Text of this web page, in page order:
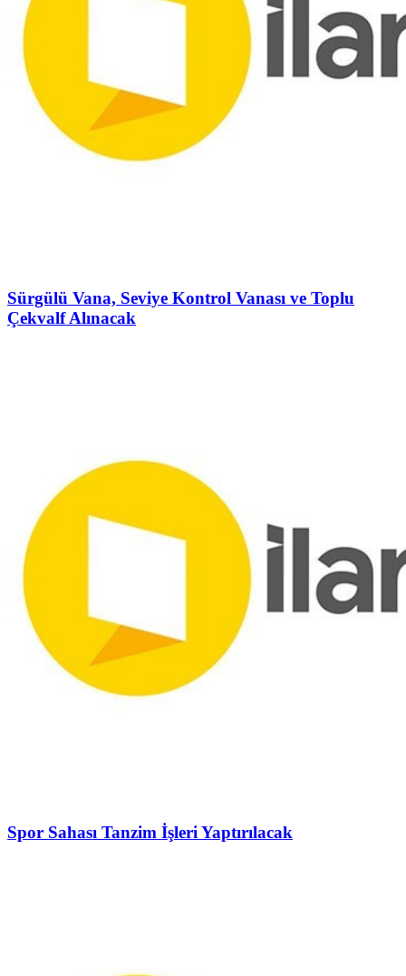
Sürgülü Vana, Seviye Kontrol Vanası ve Toplu
Çekvalf Alınacak
Spor Sahası Tanzim İşleri Yaptırılacak